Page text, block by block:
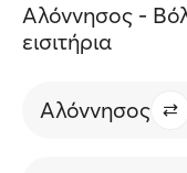
Αλόννησος -
εισιτήρια
Αλόννησος